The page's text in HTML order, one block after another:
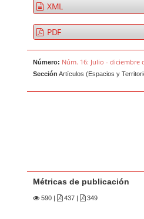
XML
PDF
Número: Núm. 16: Julio - diciembre
Sección Artículos (Espacios y
Métricas de publicación
590 | 437 | 349